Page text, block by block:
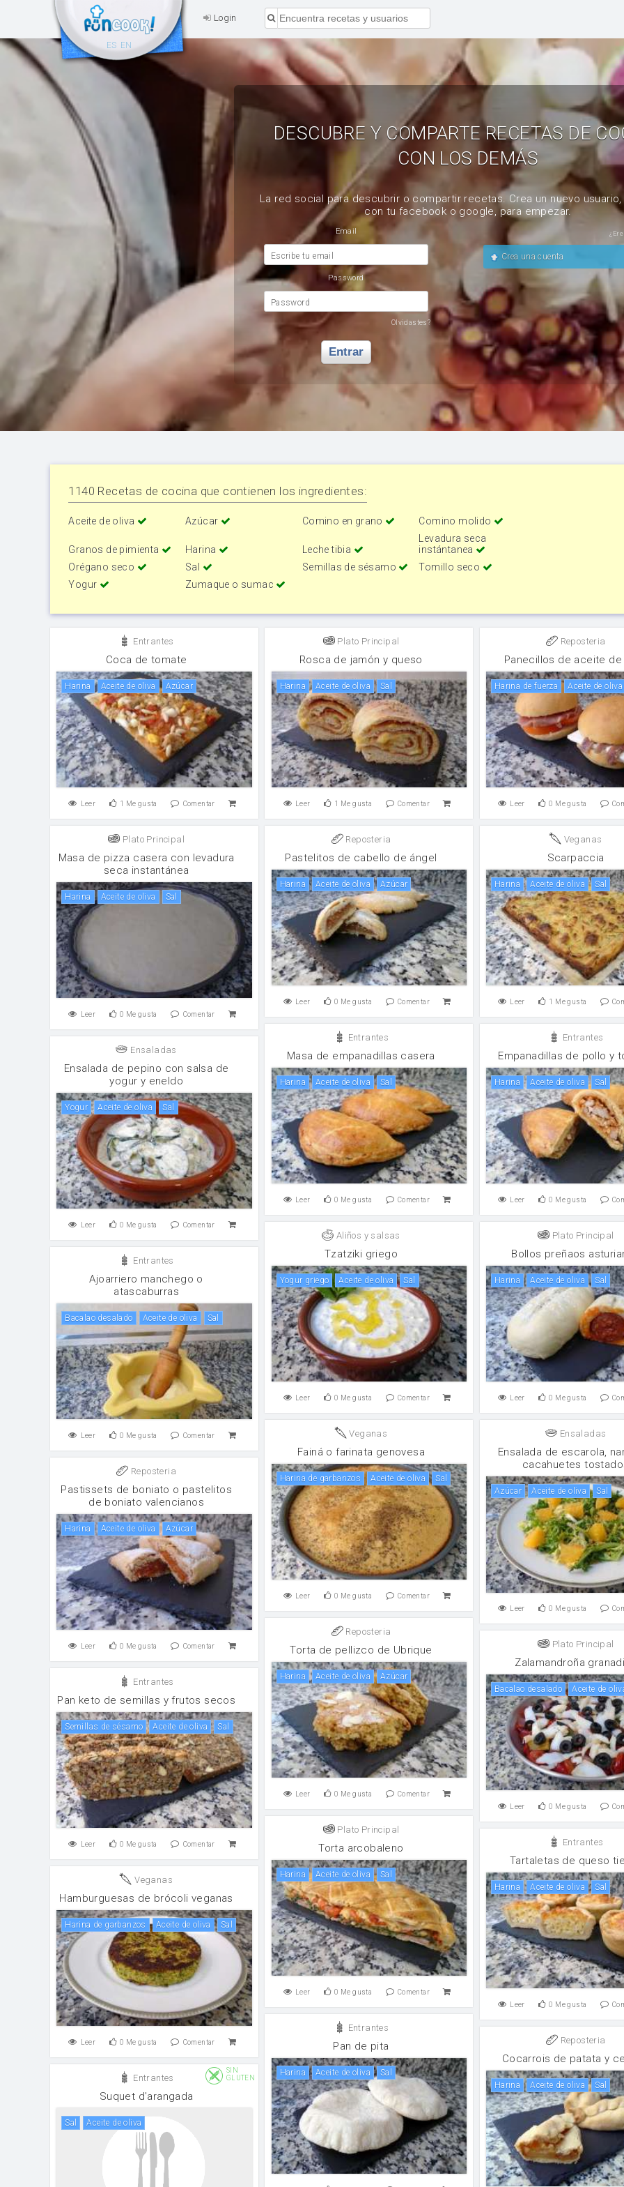
Login
ES EN
DESCUBRE Y COMPARTE RECETAS DE
CON LOS DEMÁS
La red social para descubrir o compartir recetas. Crea un nuevo
con tu facebook o google, para empezar.
Email
Escribe tu email
Password
Password
Olvidastes?
Entrar
Crea una cuenta
1140 Recetas de cocina que contienen los ingredientes:
Aceite de oliva Azúcar Comino en grano Comino molido
Granos de pimienta Harina Leche tibia
Levadura seca
instántanea
Orégano seco
Sal Semillas de sésamo
Tomillo seco
Yogur
Zumaque o sumac
Entrantes
Coca de tomate
harina aceite de oliva Azúcar
Leer 1 Me gusta Comentar
Plato Principal
Rosca de jamón y queso
harina aceite de oliva sal
Leer 1 Me gusta Comentar
Reposteria
Panecillos de aceite de
harina de fuerza aceite de oliva
Leer 0 Me gusta
Plato Principal
Masa de pizza casera con levadura
seca instantánea
harina aceite de oliva sal
Leer 0 Me gusta Comentar
Reposteria
Pastelitos de cabello de ángel
harina aceite de oliva Azúcar
Leer 0 Me gusta Comentar
Veganas
Scarpaccia
harina aceite de oliva sal
Leer 1 Me gusta
Entrantes
Masa de empanadillas casera
harina aceite de oliva sal
Leer 0 Me gusta Comentar
Entrantes
Empanadillas de pollo y
harina aceite de oliva sal
Leer 0 Me gusta
Ensaladas
Ensalada de pepino con salsa de
yogur y eneldo
yogur aceite de oliva sal
Leer 0 Me gusta Comentar
Aliños y salsas
Tzatziki griego
yogur griego aceite de oliva sal
Leer 0 Me gusta Comentar
Plato Principal
Bollos preñaos
harina aceite de oliva sal
Leer 0 Me gusta
Entrantes
Ajoarriero manchego o
atascaburras
Bacalao desalado aceite de oliva sal
Leer 0 Me gusta Comentar Veganas
Fainá o farinata genovesa
Harina de garbanzos aceite de oliva sal
Leer 0 Me gusta Comentar
Ensaladas
Ensalada de escarola,
cacahuetes
Azúcar aceite de oliva sal
Leer 0 Me gusta
Reposteria
Pastissets de boniato o pastelitos
de boniato valencianos
harina aceite de oliva Azúcar
Leer 0 Me gusta Comentar
Reposteria
Torta de pellizco de Ubrique
harina aceite de oliva Azúcar
Leer 0 Me gusta Comentar
Plato Principal
Zalamandroña
Bacalao desalado aceite de
Leer 0 Me gusta
Entrantes
Pan keto de semillas y frutos secos
Semillas de sésamo aceite de oliva sal
Leer 0 Me gusta Comentar
Plato Principal
Torta arcobaleno
harina aceite de oliva sal
Leer 0 Me gusta Comentar
Entrantes
Tartaletas de queso
harina aceite de oliva sal
Leer 0 Me gusta
Veganas
Hamburguesas de brócoli veganas
Harina de garbanzos aceite de oliva sal
Leer 0 Me gusta Comentar
Entrantes
Pan de pita
harina aceite de oliva sal
Reposteria
Cocarrois de patata y
harina aceite de oliva sal
Entrantes
SIN
GLUTEN
Suquet d'arangada
sal aceite de oliva